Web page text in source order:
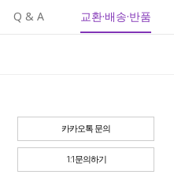
Q & A 교환·배송·반품
카카오톡 문의
1:1문의하기